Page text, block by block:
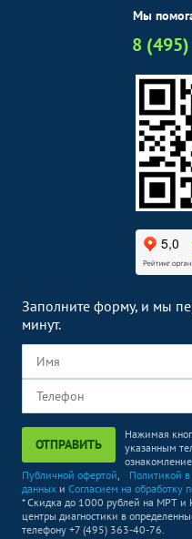
Мы
8
Заполните форму, и мы
минут.
ОТПРАВИТЬ
Нажимая
указанным
Публичной офертой,
Политикой
данных и Согласием на обработку
* Скидка до 1000 рублей на МРТ и
центры диагностики в
телефону +7 (495) 363-40-76.